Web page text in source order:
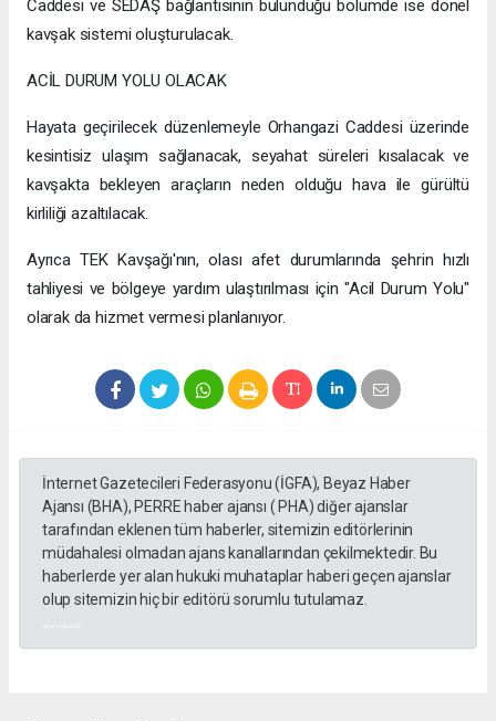
Caddesi ve SEDAŞ bağlantısının bulunduğu bölümde ise dönel
kavşak sistemi oluşturulacak.
ACİL DURUM YOLU OLACAK
Hayata geçirilecek düzenlemeyle Orhangazi Caddesi üzerinde
kesintisiz ulaşım sağlanacak, seyahat süreleri kısalacak ve
kavşakta bekleyen araçların neden olduğu hava ile gürültü
kirliliği azaltılacak.
Ayrıca TEK Kavşağı'nın, olası afet durumlarında şehrin hızlı
tahliyesi ve bölgeye yardım ulaştırılması için "Acil Durum Yolu"
olarak da hizmet vermesi planlanıyor.
İnternet Gazetecileri Federasyonu (İGFA), Beyaz Haber
Ajansı (BHA), PERRE haber ajansı ( PHA) diğer ajanslar
tarafından eklenen tüm haberler, sitemizin editörlerinin
müdahalesi olmadan ajans kanallarından çekilmektedir. Bu
haberlerde yer alan hukuki muhataplar haberi geçen ajanslar
olup sitemizin hiç bir editörü sorumlu tutulamaz.